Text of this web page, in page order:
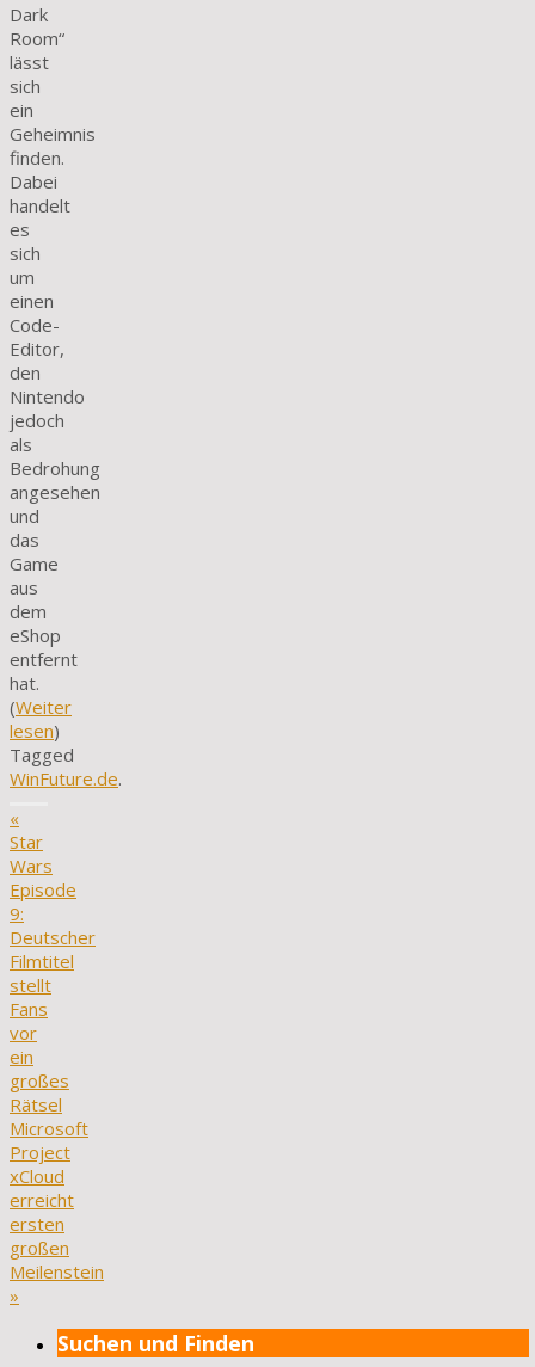
Dark
Room“
lässt
sich
ein
Geheimnis
finden.
Dabei
handelt
es
sich
um
einen
Code-
Editor,
den
Nintendo
jedoch
als
Bedrohung
angesehen
und
das
Game
aus
dem
eShop
entfernt
hat.
(Weiter
lesen)
Tagged
WinFuture.de.
«
Star
Wars
Episode
9:
Deutscher
Filmtitel
stellt
Fans
vor
ein
großes
Rätsel
Microsoft
Project
xCloud
erreicht
ersten
großen
Meilenstein
»
Suchen und Finden